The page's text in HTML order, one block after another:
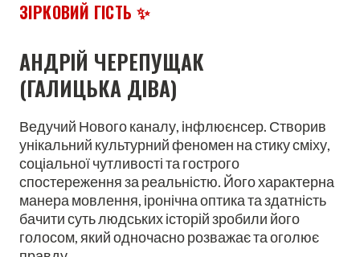
ЗІРКОВИЙ ГІСТЬ ✨
АНДРІЙ ЧЕРЕПУЩАК
(ГАЛИЦЬКА ДІВА)
Ведучий Нового каналу, інфлюєнсер. Створив
унікальний культурний феномен на стику сміху,
соціальної чутливості та гострого
спостереження за реальністю. Його характерна
манера мовлення, іронічна оптика та здатність
бачити суть людських історій зробили його
голосом, який одночасно розважає та оголює